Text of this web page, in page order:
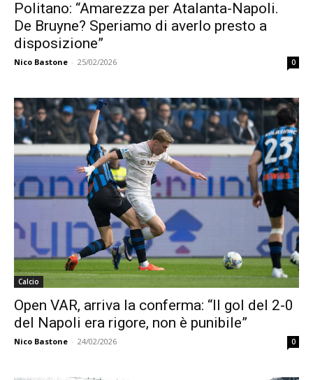
Politano: “Amarezza per Atalanta-Napoli.
De Bruyne? Speriamo di averlo presto a
disposizione”
Nico Bastone - 25/02/2026 0
Calcio
Open VAR, arriva la conferma: “Il gol del 2-0
del Napoli era rigore, non è punibile”
Nico Bastone - 24/02/2026 0